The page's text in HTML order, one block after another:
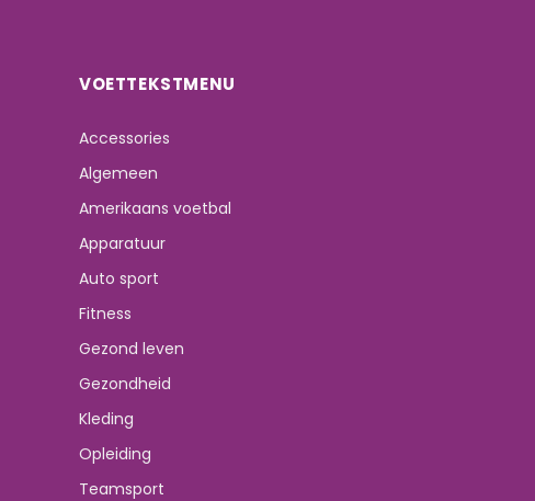
VOETTEKSTMENU
Accessories
Algemeen
Amerikaans voetbal
Apparatuur
Auto sport
Fitness
Gezond leven
Gezondheid
Kleding
Opleiding
Teamsport